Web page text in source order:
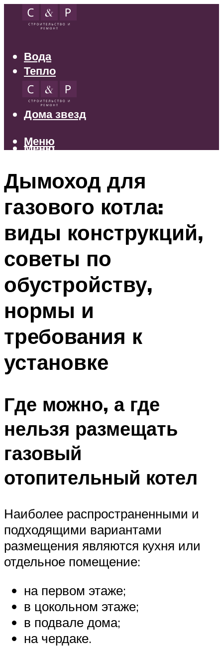
Вода
Тепло
Электрика
Свет
Дома звезд
Меню
Меню
Дымоход для
газового котла:
виды конструкций,
советы по
обустройству,
нормы и
требования к
установке
Где можно, а где
нельзя размещать
газовый
отопительный котел
Наиболее распространенными и
подходящими вариантами
размещения являются кухня или
отдельное помещение:
на первом этаже;
в цокольном этаже;
в подвале дома;
на чердаке.